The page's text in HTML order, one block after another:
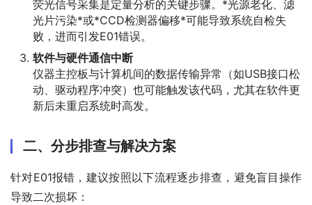
荧光信号采集是定量分析的关键步骤。*光源老化、滤
光片污染*或*CCD检测器偏移*可能导致系统自检失
败，进而引发E01错误。
软件与硬件通信中断
仪器主控板与计算机间的数据传输异常（如USB接口松
动、驱动程序冲突）也可能触发该代码，尤其在软件更
新后未重启系统时高发。
二、分步排查与解决方案
针对E01报错，建议按照以下流程逐步排查，避免盲目操作
导致二次损坏：